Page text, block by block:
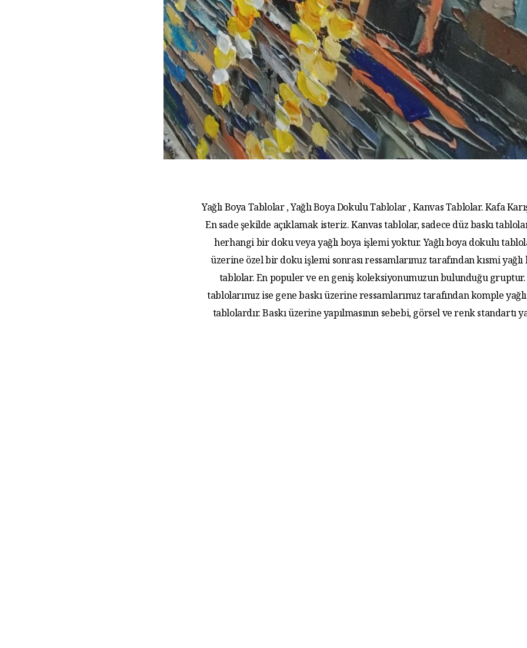
Yağlı Boya Tablolar , Yağlı Boya Dokulu Tablolar , Kanvas Tablolar. Kafa
En sade şekilde açıklamak isteriz. Kanvas tablolar, sadece düz baskı
herhangi bir doku veya yağlı boya işlemi yoktur. Yağlı boya dokulu
üzerine özel bir doku işlemi sonrası ressamlarımız tarafından kısmi yağlı
tablolar. En populer ve en geniş koleksiyonumuzun bulunduğu gruptur.
tablolarımız ise gene baskı üzerine ressamlarımız tarafından komple
tablolardır. Baskı üzerine yapılmasının sebebi, görsel ve renk standartı